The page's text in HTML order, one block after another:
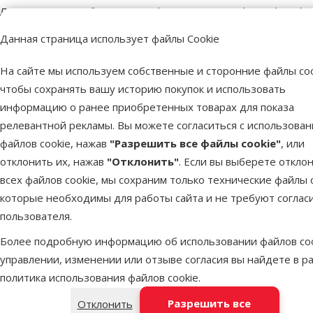
Данная страница использует файлы Cookie
На сайте мы используем собственные и сторонние файлы
чтобы сохранять вашу историю покупок и использовать
информацию о ранее приобретенных товарах для показа
релевантной рекламы. Вы можете согласиться с
файлов cookie, нажав "Разрешить все файлы cookie", или
отклонить их, нажав "Отклонить". Если вы выберете
всех файлов cookie, мы сохраним только технические файлы
которые необходимы для работы сайта и не требуют
пользователя.
Более подробную информацию об использовании файлов
управлении, изменении или отзыве согласия вы найдете в
политика использования файлов cookie.
Отклонить
Разрешить все
superzoo.product.detail.content
Лакомство для собак - TRIXIE Chewing Bones with Spirulina
Размер собаки
Миниатюрная,
Возраст собаки
Взрослая собака,
Состояние здоровья Без проблем со здоровьем, Гигиена
Состав и вкус
Кожа буйвола, Морские
Качество
Тип лакомства
Бренд
Номер в каталоге